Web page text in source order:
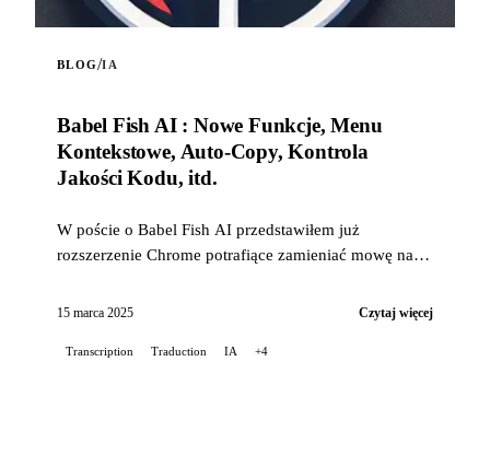
BLOG/IA
Babel Fish AI : Nowe Funkcje, Menu
Kontekstowe, Auto-Copy, Kontrola
Jakości Kodu, itd.
W poście o Babel Fish AI przedstawiłem już
rozszerzenie Chrome potrafiące zamieniać mowę na
również tłumaczenie w czasie rzeczywistym...
15 marca 2025 Czytaj więcej
Transcription Traduction IA +4